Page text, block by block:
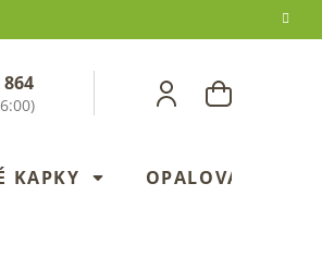
NÁKUPNÍ
864
KAPKY OPALOVANÍ